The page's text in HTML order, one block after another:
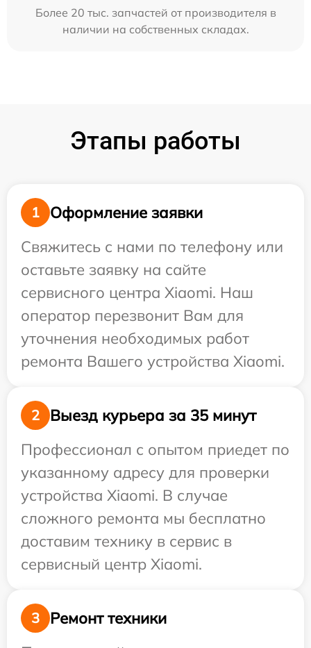
Более 20 тыс. запчастей от производителя в
наличии на собственных складах.
Этапы работы
1
Оформление заявки
Свяжитесь с нами по телефону или
оставьте заявку на сайте
сервисного центра Xiaomi. Наш
оператор перезвонит Вам для
уточнения необходимых работ
ремонта Вашего устройства Xiaomi.
2
Выезд курьера за 35 минут
Профессионал с опытом приедет по
указанному адресу для проверки
устройства Xiaomi. В случае
сложного ремонта мы бесплатно
доставим технику в сервис в
сервисный центр Xiaomi.
3
Ремонт техники